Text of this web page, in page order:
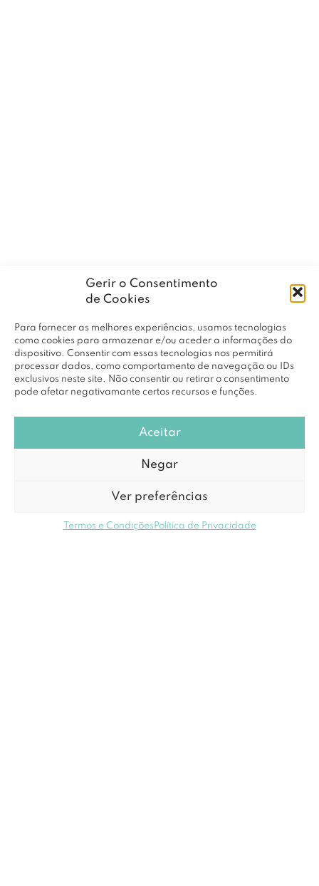
Gerir o Consentimento
de Cookies
Para fornecer as melhores experiências, usamos tecnologias
como cookies para armazenar e/ou aceder a informações do
dispositivo. Consentir com essas tecnologias nos permitirá
processar dados, como comportamento de navegação ou IDs
exclusivos neste site. Não consentir ou retirar o consentimento
pode afetar negativamante certos recursos e funções.
Aceitar
Negar
Ver preferências
Termos e Condições Política de Privacidade